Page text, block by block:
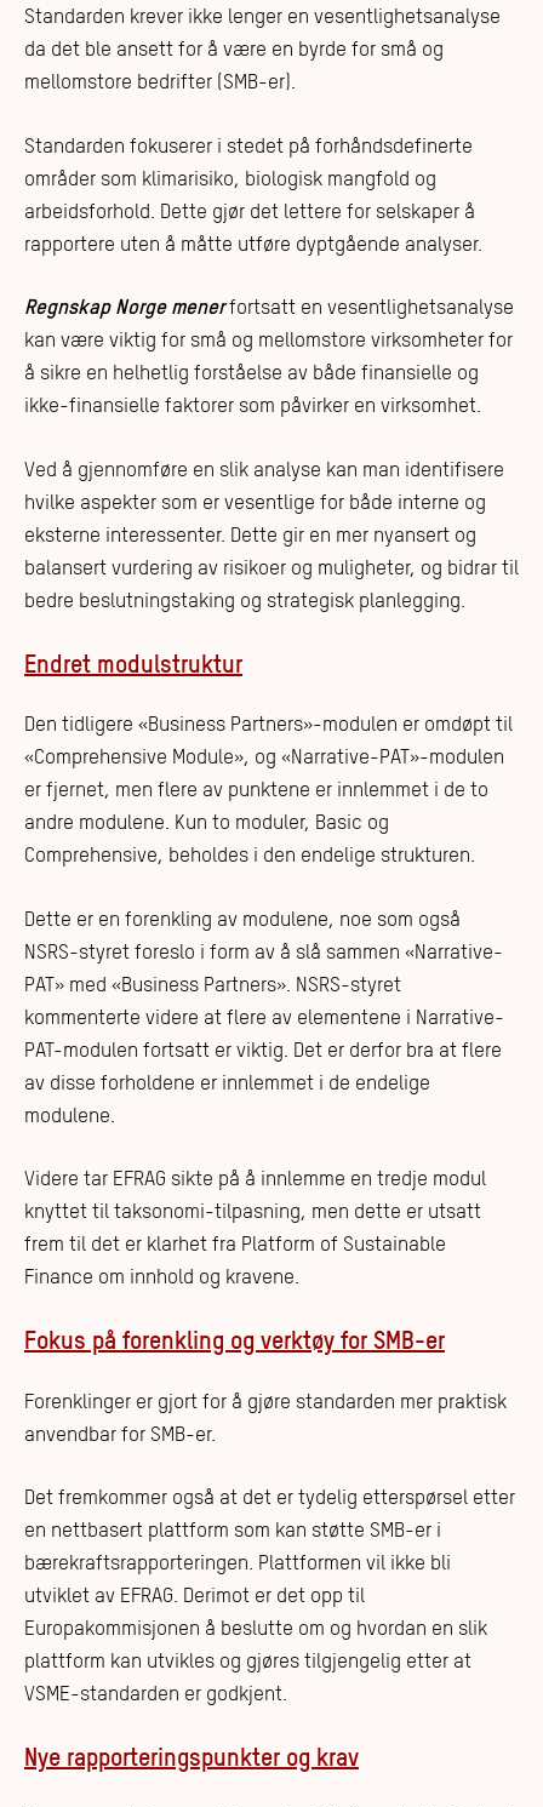
Standarden krever ikke lenger en vesentlighetsanalyse
da det ble ansett for å være en byrde for små og
mellomstore bedrifter (SMB-er).
Standarden fokuserer i stedet på forhåndsdefinerte
områder som klimarisiko, biologisk mangfold og
arbeidsforhold. Dette gjør det lettere for selskaper å
rapportere uten å måtte utføre dyptgående analyser.
Regnskap Norge menerfortsatt en vesentlighetsanalyse
kan være viktig for små og mellomstore virksomheter for
å sikre en helhetlig forståelse av både finansielle og
ikke-finansielle faktorer som påvirker en virksomhet.
Ved å gjennomføre en slik analyse kan man identifisere
hvilke aspekter som er vesentlige for både interne og
eksterne interessenter. Dette gir en mer nyansert og
balansert vurdering av risikoer og muligheter, og bidrar til
bedre beslutningstaking og strategisk planlegging.
Endret modulstruktur
Den tidligere «Business Partners»-modulen er omdøpt til
«Comprehensive Module», og «Narrative-PAT»-modulen
er fjernet, men flere av punktene er innlemmet i de to
andre modulene. Kun to moduler, Basic og
Comprehensive, beholdes i den endelige strukturen.
Dette er en forenkling av modulene, noe som også
NSRS-styret foreslo i form av å slå sammen «Narrative-
PAT» med «Business Partners». NSRS-styret
kommenterte videre at flere av elementene i Narrative-
PAT-modulen fortsatt er viktig. Det er derfor bra at flere
av disse forholdene er innlemmet i de endelige
modulene.
Videre tar EFRAG sikte på å innlemme en tredje modul
knyttet til taksonomi-tilpasning, men dette er utsatt
frem til det er klarhet fra Platform of Sustainable
Finance om innhold og kravene.
Fokus på forenkling og verktøy for SMB-er
Forenklinger er gjort for å gjøre standarden mer praktisk
anvendbar for SMB-er.
Det fremkommer også at det er tydelig etterspørsel etter
en nettbasert plattform som kan støtte SMB-er i
bærekraftsrapporteringen. Plattformen vil ikke bli
utviklet av EFRAG. Derimot er det opp til
Europakommisjonen å beslutte om og hvordan en slik
plattform kan utvikles og gjøres tilgjengelig etter at
VSME-standarden er godkjent.
Nye rapporteringspunkter og krav